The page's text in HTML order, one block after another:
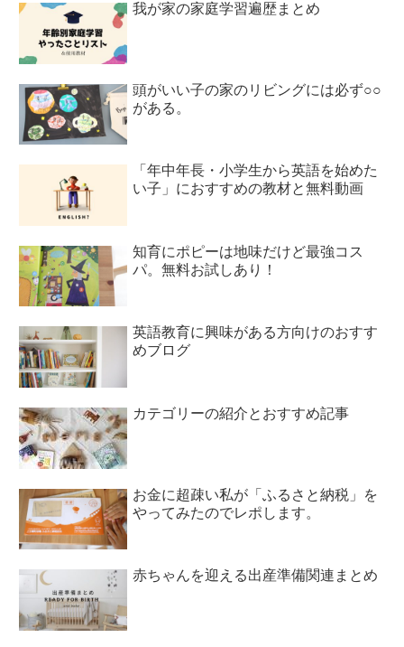
我が家の家庭学習遍歴まとめ
頭がいい子の家のリビングには必ず○○
がある。
「年中年長・小学生から英語を始めた
い子」におすすめの教材と無料動画
知育にポピーは地味だけど最強コス
パ。無料お試しあり！
英語教育に興味がある方向けのおすす
めブログ
カテゴリーの紹介とおすすめ記事
お金に超疎い私が「ふるさと納税」を
やってみたのでレポします。
赤ちゃんを迎える出産準備関連まとめ